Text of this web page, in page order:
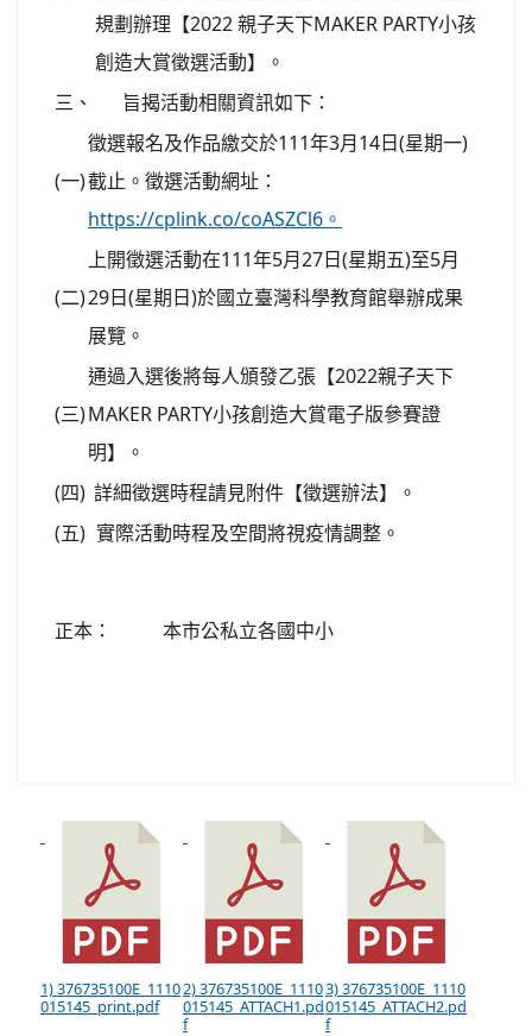
規劃辦理【2022 親子天下MAKER PARTY小孩
創造大賞徵選活動】。
三、
旨揭活動相關資訊如下：
(一)
徵選報名及作品繳交於111年3月14日(星期一)
截止。徵選活動網址：
https://cplink.co/coASZCl6。
(二)
上開徵選活動在111年5月27日(星期五)至5月
29日(星期日)於國立臺灣科學教育館舉辦成果
展覽。
(三)
通過入選後將每人頒發乙張【2022親子天下
MAKER PARTY小孩創造大賞電子版參賽證
明】。
(四) 詳細徵選時程請見附件【徵選辦法】。
(五) 實際活動時程及空間將視疫情調整。
正本： 本市公私立各國中小
1) 376735100E_1110
015145_print.pdf
2) 376735100E_1110
015145_ATTACH1.pd
f
3) 376735100E_1110
015145_ATTACH2.pd
f